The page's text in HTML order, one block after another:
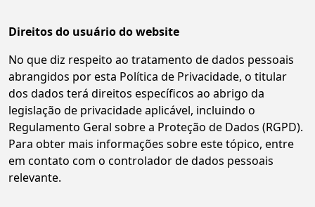
Direitos do usuário do website
No que diz respeito ao tratamento de dados pessoais
abrangidos por esta Política de Privacidade, o titular
dos dados terá direitos específicos ao abrigo da
legislação de privacidade aplicável, incluindo o
Regulamento Geral sobre a Proteção de Dados (RGPD).
Para obter mais informações sobre este tópico, entre
em contato com o controlador de dados pessoais
relevante.